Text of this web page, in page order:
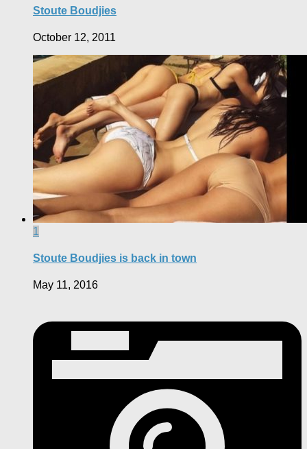
Stoute Boudjies
October 12, 2011
1
Stoute Boudjies is back in town
May 11, 2016